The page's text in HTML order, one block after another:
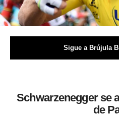
Sigue a Brújula
Schwarzenegger se
de